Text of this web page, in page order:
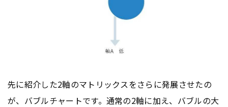
先に紹介した2軸のマトリックスをさらに発展させたの
が、バブルチャートです。通常の2軸に加え、バブルの大